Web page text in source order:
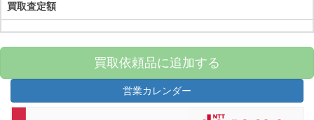
買取査定額
買取依頼品に追加する
営業カレンダー